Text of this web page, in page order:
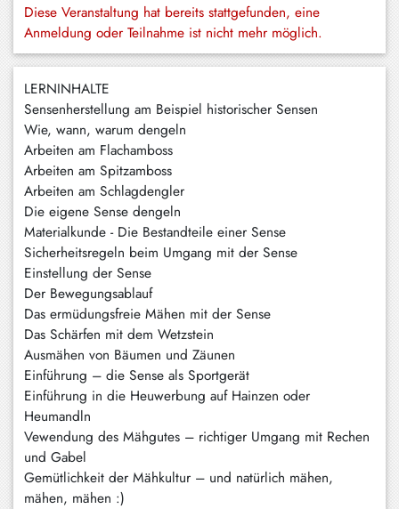
Diese Veranstaltung hat bereits stattgefunden, eine
Anmeldung oder Teilnahme ist nicht mehr möglich.
LERNINHALTE
Sensenherstellung am Beispiel historischer Sensen
Wie, wann, warum dengeln
Arbeiten am Flachamboss
Arbeiten am Spitzamboss
Arbeiten am Schlagdengler
Die eigene Sense dengeln
Materialkunde - Die Bestandteile einer Sense
Sicherheitsregeln beim Umgang mit der Sense
Einstellung der Sense
Der Bewegungsablauf
Das ermüdungsfreie Mähen mit der Sense
Das Schärfen mit dem Wetzstein
Ausmähen von Bäumen und Zäunen
Einführung – die Sense als Sportgerät
Einführung in die Heuwerbung auf Hainzen oder
Heumandln
Vewendung des Mähgutes – richtiger Umgang mit Rechen
und Gabel
Gemütlichkeit der Mähkultur – und natürlich mähen,
mähen, mähen :)
Otterfing
Rottach-
Egern
Schaftlach
/
Waakirchen
Schliersee
Tegernsee
Warngau
/
Wall
Weyarn